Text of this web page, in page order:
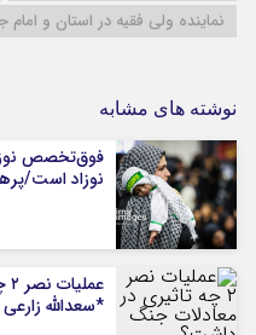
نماینده ولی فقیه در استان و امام
نوشته های مشابه
فوق‌تخصص
نوزاد است/
*سعدالله زارعی